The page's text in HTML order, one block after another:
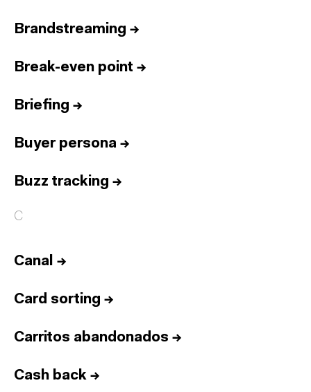
Brandstreaming →
Break-even point →
Briefing →
Buyer persona →
Buzz tracking →
C
Canal →
Card sorting →
Carritos abandonados →
Cash back →